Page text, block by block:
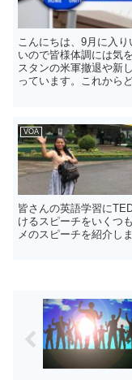
こんにちは、9月に入
いので皆様体調には気
スタンの米軍撤退や新
っています。これから
VOA
皆さんの英語学習に
けるスピーチをいくつ
メのスピーチを紹介しま